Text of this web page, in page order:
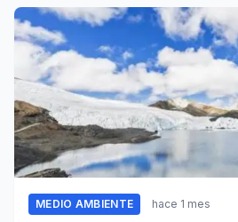
MEDIO AMBIENTE hace 1 mes